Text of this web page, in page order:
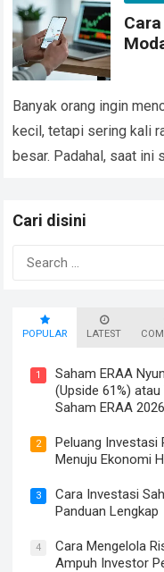
Banyak orang ingin
kecil, tetapi sering kali
besar. Padahal, saat ini
Cari disini
Search
for:
POPULAR LATEST
1
Saham ERAA
(Upside 61%)
Saham ERAA 2026
2
Peluang Investasi
Menuju Ekonomi
3
Cara Investasi
Panduan Lengkap
4
Cara Mengelola
Ampuh Investor